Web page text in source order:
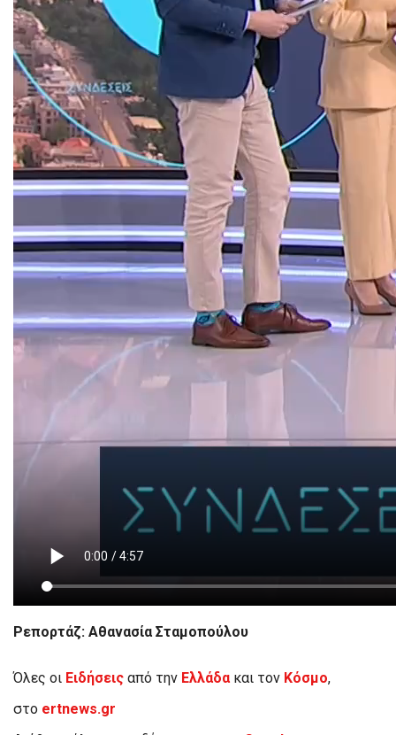
Ρεπορτάζ: Αθανασία Σταμοπούλου
Όλες οι Ειδήσεις από την Ελλάδα και τον Κόσμο,
στο ertnews.gr